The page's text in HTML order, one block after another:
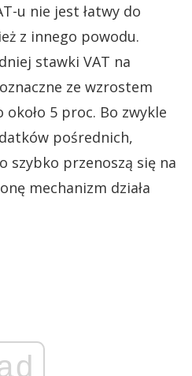
u nie jest łatwy do
z innego powodu.
stawki VAT na
ze wzrostem
około 5 proc. Bo zwykle
pośrednich,
szybko przenoszą się na
mechanizm działa